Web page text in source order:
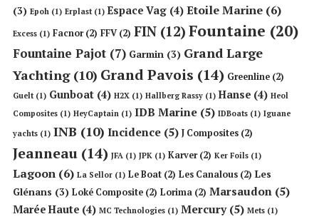
(3) Epoh (1) Erplast(1) Espace Vag (4) Etoile Marine (6)
Excess (1) Facnor(2) FFV (2) FIN (12) Fountaine (20)
Fountaine Pajot (7) Garmin (3) Grand Large
Yachting(10) Grand Pavois (14) Greenline (2)
Guelt(1) Gunboat (4) H2X (1) Hallberg Rassy (1) Hanse (4) Heol
Composites (1) HeyCaptain (1) IDB Marine (5) IDBoats (1) Iguane
yachts (1) INB (10) Incidence (5) J Composites (2)
Jeanneau (14) JFA (1) JPK (1) Karver(2) Ker Foils (1)
Lagoon (6) La Sellor (1) Le Boat (2) Les Canalous (2) Les
Glénans (3) Loké Composite (2) Lorima (2) Marsaudon (5)
Marée Haute (4) MC Technologies (1) Mercury(5) Mets (1)